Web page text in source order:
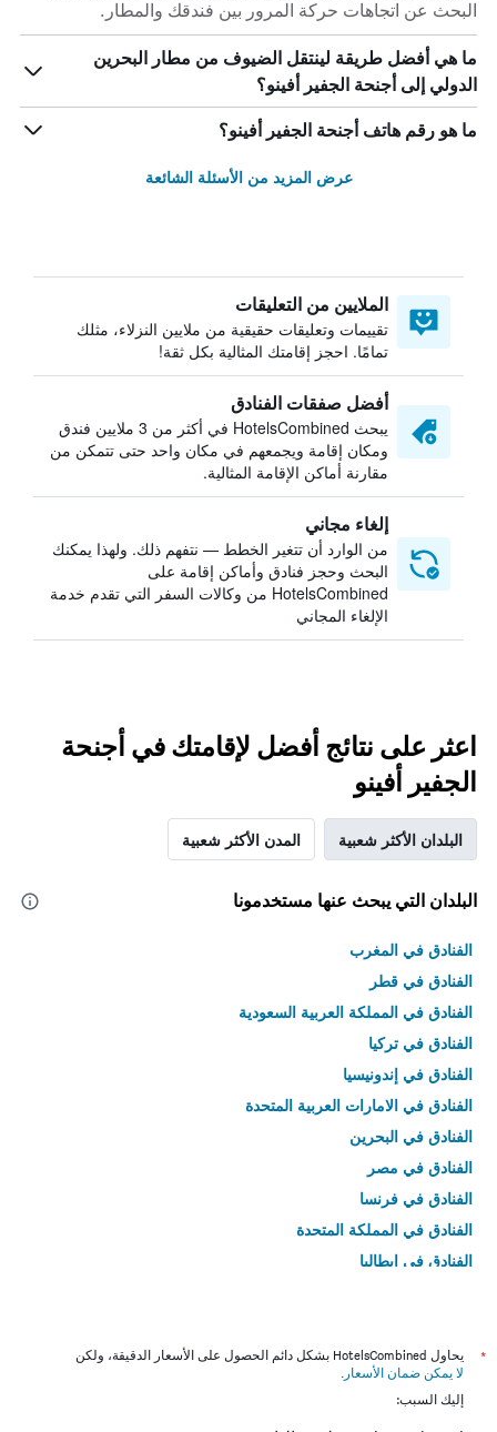
البحث عن اتجاهات حركة المرور بين فندقك والمطار.
ما هي أفضل طريقة لينتقل الضيوف من مطار البحرين
الدولي إلى أجنحة الجفير أفينو؟
ما هو رقم هاتف أجنحة الجفير أفينو؟
عرض المزيد من الأسئلة الشائعة
الملايين من التعليقات
تقييمات وتعليقات حقيقية من ملايين النزلاء، مثلك
تمامًا. احجز إقامتك المثالية بكل ثقة!
أفضل صفقات الفنادق
يبحث HotelsCombined في أكثر من 3 ملايين فندق
ومكان إقامة ويجمعهم في مكان واحد حتى تتمكن من
مقارنة أماكن الإقامة المثالية.
إلغاء مجاني
من الوارد أن تتغير الخطط — نتفهم ذلك. ولهذا يمكنك
البحث وحجز فنادق وأماكن إقامة على
HotelsCombined من وكالات السفر التي تقدم خدمة
الإلغاء المجاني
اعثر على نتائج أفضل لإقامتك في أجنحة
الجفير أفينو
البلدان الأكثر شعبية المدن الأكثر شعبية
البلدان التي يبحث عنها مستخدمونا
الفنادق في المغرب
الفنادق في قطر
الفنادق في المملكة العربية السعودية
الفنادق في تركيا
الفنادق في إندونيسيا
الفنادق في الامارات العربية المتحدة
الفنادق في البحرين
الفنادق في مصر
الفنادق في فرنسا
الفنادق في المملكة المتحدة
الفنادق في إيطاليا
*
يحاول HotelsCombined بشكل دائم الحصول على الأسعار الدقيقة، ولكن
لا يمكن ضمان الأسعار .
إليك السبب: